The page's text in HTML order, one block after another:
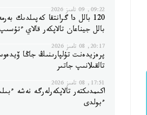
09:22, 09 تامىز 2026
بالل جيناعان تالاپكەر قالاي
20:17, 08 تامىز 2026
پرەزيدەنت تۇلپارىنىڭ جاڭا
تالقىلانىپ جاتىر
17:51, 08 تامىز 2026
اكىمدىكتەر تالاپكەرلەرگە نەشە
ءبولدى